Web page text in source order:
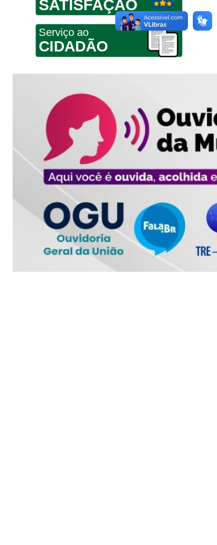
SATISFAÇÃO
Serviço ao
CIDADÃO